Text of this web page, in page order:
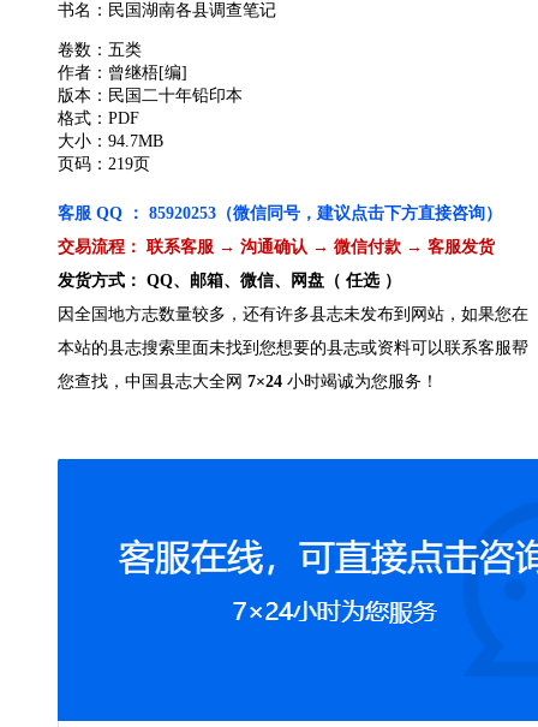
书名：民国湖南各县调查笔记
卷数：五类
作者：曾继梧[编]
版本：民国二十年铅印本
格式：PDF
大小：94.7MB
页码：219页
客服 QQ ： 85920253（微信同号，建议点击下方直接咨询）
交易流程： 联系客服 → 沟通确认 → 微信付款 → 客服发货
发货方式： QQ、邮箱、微信、网盘（ 任选 ）
因全国地方志数量较多，还有许多县志未发布到网站，如果您在
本站的县志搜索里面未找到您想要的县志或资料可以联系客服帮
您查找，中国县志大全网 7×24 小时竭诚为您服务！